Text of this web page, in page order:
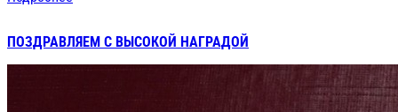
ПОЗДРАВЛЯЕМ С ВЫСОКОЙ НАГРАДОЙ